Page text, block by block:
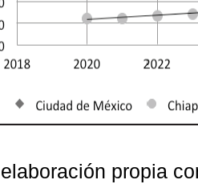
propia